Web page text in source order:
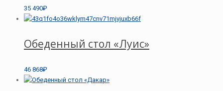
35 490₽
Обеденный стол «Луис»
46 868₽